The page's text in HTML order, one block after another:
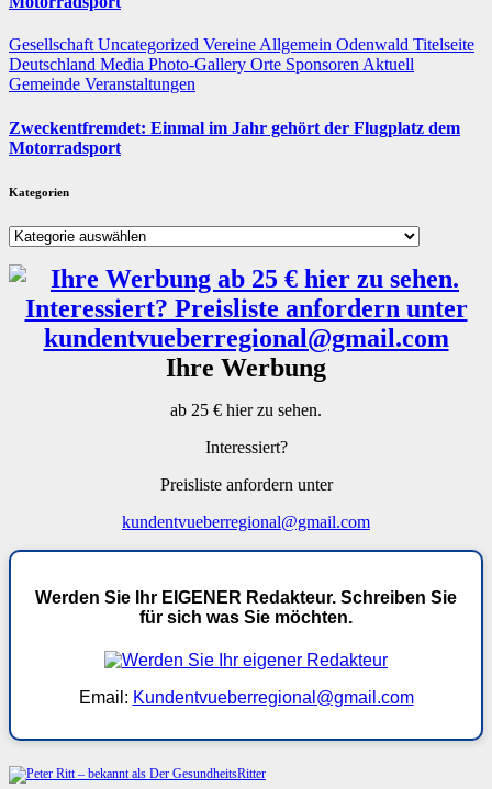
GesellschaftUncategorized VereineAllgemein Odenwald Titelseite
Deutschland Media Photo-Gallery Orte SponsorenAktuell
Gemeinde Veranstaltungen
Zweckentfremdet: Einmal im Jahr gehört der Flugplatz dem
Motorradsport
Kategorien
Kategorien
Ihre Werbung
ab 25 € hier zu sehen.
Interessiert?
Preisliste anfordern unter
kundentvueberregional@gmail.com
Werden Sie Ihr EIGENER Redakteur. Schreiben Sie
für sich was Sie möchten.
Email: Kundentvueberregional@gmail.com